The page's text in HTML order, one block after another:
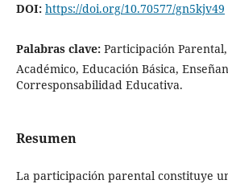
DOI: https://doi.org/10.70577/gn5kjv49
Palabras clave: Participación
Académico, Educación Básica,
Corresponsabilidad Educativa.
Resumen
La participación parental constituye